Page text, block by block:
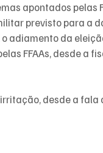
apontados pelas
previsto para a
adiamento da
FFAAs, desde a
desde a fala